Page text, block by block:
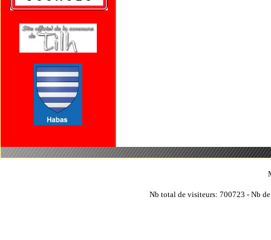
Nb total de visiteurs: 700723 - Nb